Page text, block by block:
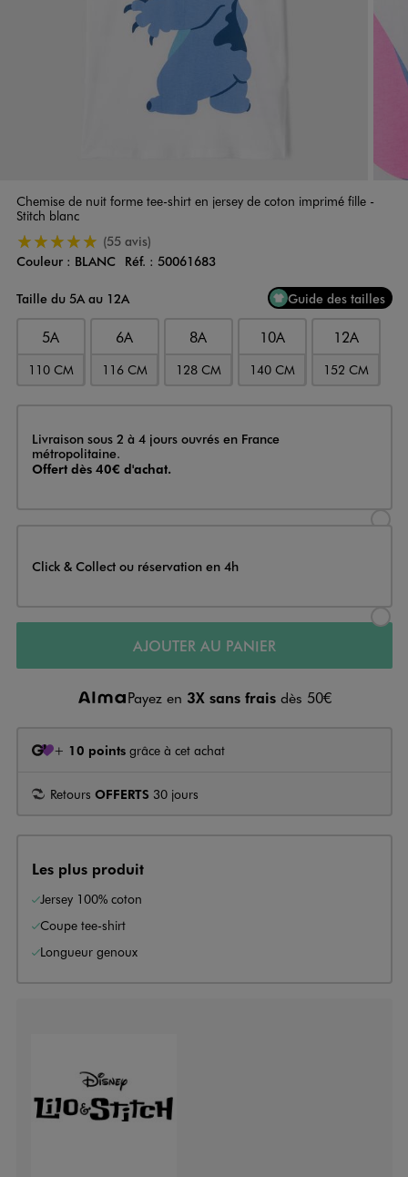
Chemise de nuit forme tee-shirt en jersey de coton imprimé fille -
Stitch blanc
5/5 de moyenne(55 avis)
Couleur
Couleur : BLANC Réf. : 50061683
Taille du 5A au 12A
Guide des tailles
5A
110 CM
6A
116 CM
8A
128 CM
10A
140 CM
12A
152 CM
Livraison
Livraison sous 2 à 4 jours ouvrés en France
métropolitaine.
Offert dès 40€ d'achat.
Click & Collect ou réservation en 4h
AJOUTER AU PANIER
Payez en 3X sans frais dès 50€
+ 10 points grâce à cet achat
Retours OFFERTS 30 jours
Les plus produit
Jersey 100% coton
Coupe tee-shirt
Longueur genoux